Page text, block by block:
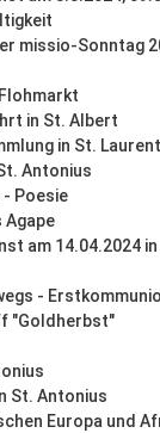
missio-Sonntag
in St. Albert
in St.
Antonius
- Poesie
am 14.04.2024
-
"Goldherbst"
St. Antonius
Europa und